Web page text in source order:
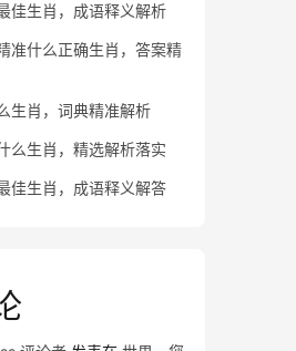
佳生肖，成语释义解析
准什么正确生肖，答案精
生肖，词典精准解析
么生肖，精选解析落实
佳生肖，成语释义解答